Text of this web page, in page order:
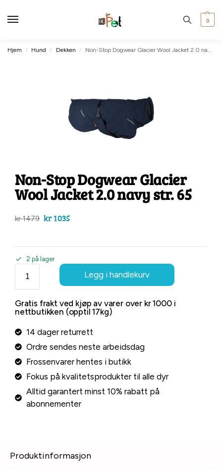
0
Hjem / Hund / Dekken / Non-Stop Dogwear Glacier Wool Jacket 2.0 navy str. 65
Non-Stop Dogwear Glacier
Wool Jacket 2.0 navy str. 65
kr1479 kr1035
2 på lager
Legg i handlekurv
Gratis frakt ved kjøp av varer over kr 1000 i
nettbutikken (opptil 17kg)
14 dager returrett
Ordre sendes neste arbeidsdag
Frossenvarer hentes i butikk
Fokus på kvalitetsprodukter til alle dyr
Alltid garantert minst 10% rabatt på
abonnementer
Produktinformasjon